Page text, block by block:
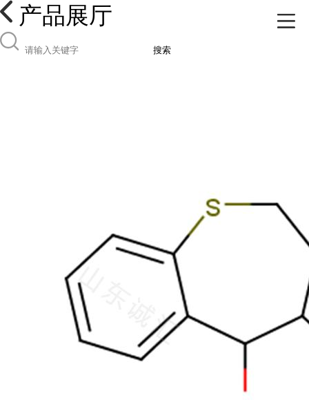
产品展厅
搜索